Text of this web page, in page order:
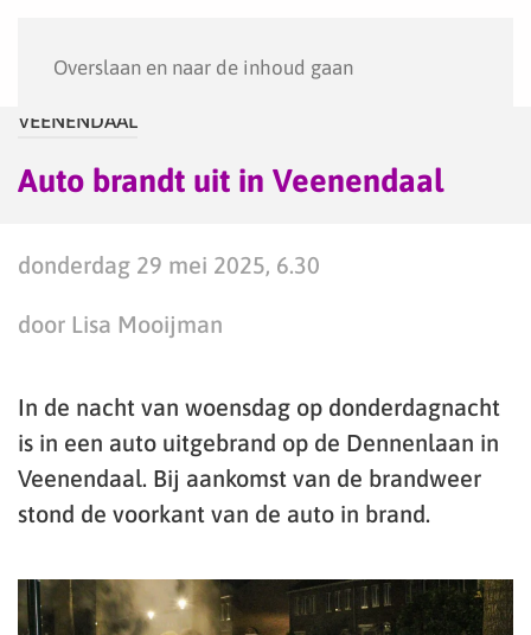
Overslaan en naar de inhoud gaan
VEENENDAAL
Auto brandt uit in Veenendaal
donderdag 29 mei 2025, 6.30
door Lisa Mooijman
In de nacht van woensdag op donderdagnacht
is in een auto uitgebrand op de Dennenlaan in
Veenendaal. Bij aankomst van de brandweer
stond de voorkant van de auto in brand.